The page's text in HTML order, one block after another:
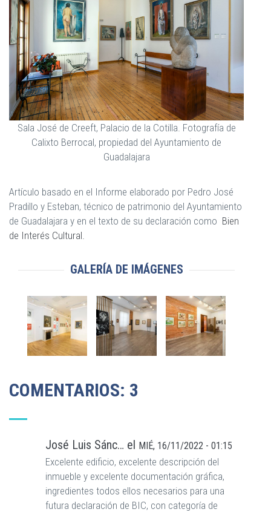
Sala José de Creeft, Palacio de la Cotilla. Fotografía de
Calixto Berrocal, propiedad del Ayuntamiento de
Guadalajara
Artículo basado en el Informe elaborado por Pedro José
Pradillo y Esteban, técnico de patrimonio del Ayuntamiento
de Guadalajara y en el texto de su declaración como Bien
de Interés Cultural.
GALERÍA DE IMÁGENES
COMENTARIOS: 3
José Luis Sánc… el MIÉ, 16/11/2022 - 01:15
Excelente edificio, excelente descripción del
inmueble y excelente documentación gráfica,
ingredientes todos ellos necesarios para una
futura declaración de BIC, con categoría de